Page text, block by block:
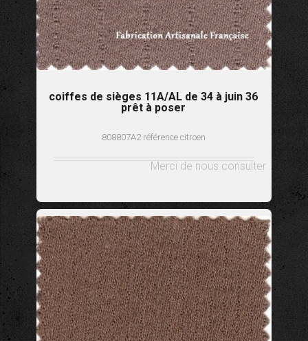
coiffes de sièges 11A/AL de 34 à juin 36
prêt à poser
808807A2 référence citroen
Merci de nous consulter